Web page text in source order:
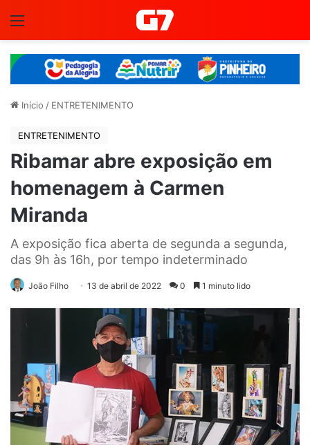
Início / ENTRETENIMENTO
ENTRETENIMENTO
Ribamar abre exposição em
homenagem à Carmen
Miranda
A exposição fica aberta de segunda a segunda,
das 9h às 16h, por tempo indeterminado
João Filho 13 de abril de 2022 0 1 minuto lido